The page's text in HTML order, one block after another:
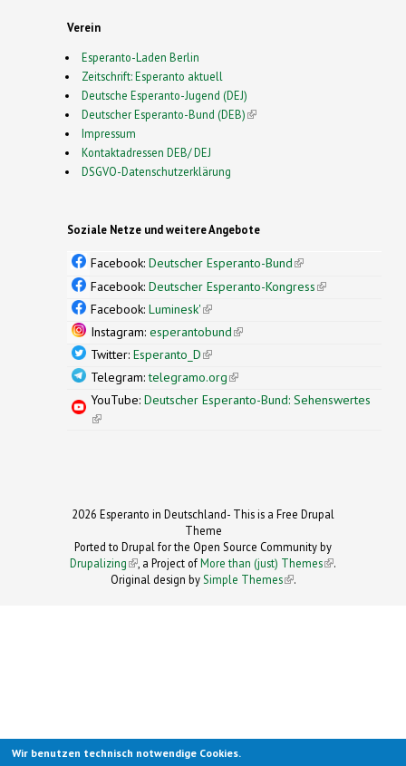
Verein
Esperanto-Laden Berlin
Zeitschrift: Esperanto aktuell
Deutsche Esperanto-Jugend (DEJ)
Deutscher Esperanto-Bund (DEB)(link is external)
Impressum
Kontaktadressen DEB/ DEJ
DSGVO-Datenschutzerklärung
Soziale Netze und weitere Angebote
Facebook: Deutscher Esperanto-Bund(link is
external)
Facebook: Deutscher Esperanto-Kongress(link is
Facebook: Luminesk'(link is external)
Instagram: esperantobund(link is external)
Twitter: Esperanto_D(link is external)
Telegram:telegramo.org(link is external)
YouTube: Deutscher Esperanto-Bund: Sehenswertes
(link is external)
2026 Esperanto in Deutschland- This is a Free Drupal
Theme
Ported to Drupal for the Open Source Community by
Drupalizing(link is external)
, a Project ofMore than (just) Themes (link is
.
Original design by Simple Themes
(link is
.
Wir benutzen technisch notwendige Cookies.